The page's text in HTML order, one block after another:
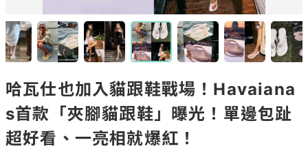
哈瓦仕也加入貓跟鞋戰場！Havaiana
s首款「夾腳貓跟鞋」曝光！單邊包趾
超好看、一亮相就爆紅！